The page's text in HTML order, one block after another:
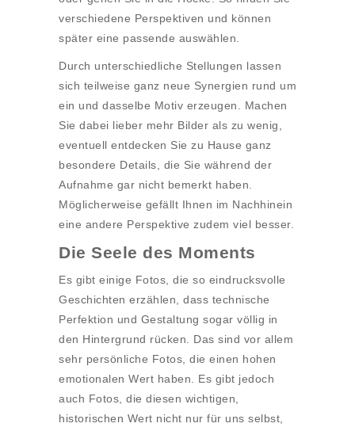
verschiedene Perspektiven und können
später eine passende auswählen.
Durch unterschiedliche Stellungen lassen
sich teilweise ganz neue Synergien rund um
ein und dasselbe Motiv erzeugen. Machen
Sie dabei lieber mehr Bilder als zu wenig,
eventuell entdecken Sie zu Hause ganz
besondere Details, die Sie während der
Aufnahme gar nicht bemerkt haben.
Möglicherweise gefällt Ihnen im Nachhinein
eine andere Perspektive zudem viel besser.
Die Seele des Moments
Es gibt einige Fotos, die so eindrucksvolle
Geschichten erzählen, dass technische
Perfektion und Gestaltung sogar völlig in
den Hintergrund rücken. Das sind vor allem
sehr persönliche Fotos, die einen hohen
emotionalen Wert haben. Es gibt jedoch
auch Fotos, die diesen wichtigen,
historischen Wert nicht nur für uns selbst,